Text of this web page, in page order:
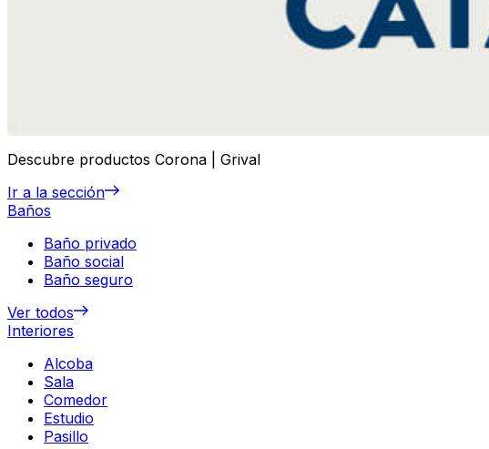
Descubre productos Corona | Grival
Ir a la sección
Baños
Baño privado
Baño social
Baño seguro
Ver todos
Interiores
Alcoba
Sala
Comedor
Estudio
Pasillo